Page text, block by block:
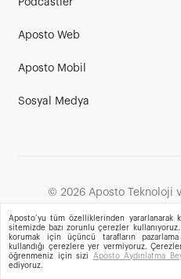
Podcastler
Aposto Web
Aposto Mobil
Sosyal Medya
© 2026Aposto Teknoloji
Aposto’yu tüm özelliklerinden yararlanarak
sitemizde bazı zorunlu çerezler
korumak için üçüncü tarafların
kullandığı çerezlere yer vermiyoruz. Çerezler
öğrenmeniz için sizi
Aposto Aydınlatma
ediyoruz.